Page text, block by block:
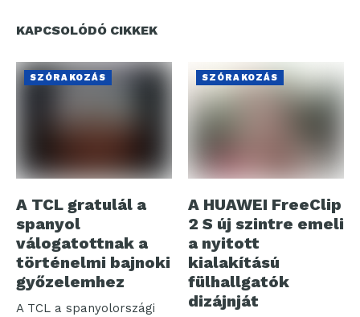
KAPCSOLÓDÓ CIKKEK
SZÓRAKOZÁS
A TCL gratulál a
spanyol
válogatottnak a
történelmi bajnoki
győzelemhez
A TCL a spanyolországi
SZÓRAKOZÁS
A HUAWEI FreeClip
2 S új szintre emeli
a nyitott
kialakítású
fülhallgatók
dizájnját